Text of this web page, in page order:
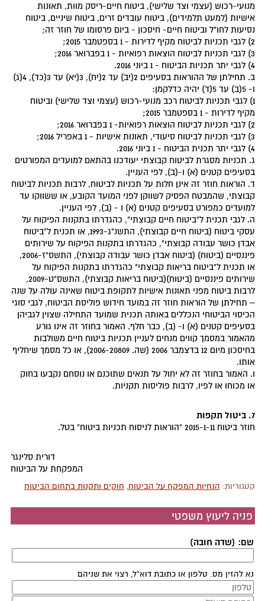
מנועי-רכוש (עצמי וצד שלישי), ביטוח חיים-ריסק מוות, תאונות
אישיות (למעט תלמידים), ביטוח עובדים זרים, ביטוח שיניים, ביטוח
נסיעות לחו"ל וביטוח חיים- חיסכון - ביום פרסומו של חוזר זה;
2) לגבי תכניות לביטוח מקיף לדירות - 1 בספטמבר 2015;
3) לגבי תכניות לביטוח הוצאות רפואיות - 1 בפברואר 2016;
4) לגבי יתר תכניות הביטוח - 1 ביוני 2016.
ב. תחילתן של ההוראות בסעיפים 2(יב) עד 2(יח), 3(יא) עד 3(כד), 4(ג)
ו- 5(ב) עד 5(ד) יהיה כדלקמן:
1) לגבי תכניות לביטוח רכב מנועי-רכוש (עצמי וצד שלישי) וביטוח
מקיף לדירות - 1 בספטמבר 2015;
2) לגבי תכניות לביטוח הוצאות רפואיות- 1 בפברואר 2016;
3) לגבי תכניות לביטוח סיעודי, תאונות אישיות - 1 באפריל 2016;
4) לגבי יתר תכנית הביטוח - 1 ביוני 2016.
ג. תכניות מסגרת לביטוח קבוצתי יעודכנו בהתאם למועדים המפורטים
בסעיפים קטנים (א) ו-(ב), לפי העניין.
ד. הוראות חוזר זה אינן חלות על תכניות לביטוח, לרבות תכניות לביטוח
קבוצתי, שהמבטח הפסיק לשווקן לפני המועד הקובע, או ששווקו עד
למועדים כמפורט בסעיפים קטנים (א) ו - (ב), לפי העניין.
ה. לגבי תכנית ל"ביטוח חיים קבוצתי", כהגדרתו בתקנות הפיקוח על
עסקי ביטוח (ביטוח חיים קבוצתי), התשנ"ג-1993, או תכנית ל"ביטוח
אבדן כושר עבודה קבוצתי", כהגדרתו בתקנות הפיקוח על שירותים
פיננסיים (ביטוח) (ביטוח אבדן כושר עבודה קבוצתי), התשס"ז-2006,
או תכנית ל"ביטוח בריאות קבוצתי" כהגדרתו בתקנות הפיקוח על
שירותים פיננסיים (ביטוח)(ביטוח בריאות קבוצתי), התשס"ט-2009,
לרבות ביטוח מפני תאונות אישיות לתקופת ביטוח שאינה עולה על שנה
– תחילתן של הוראות חוזר זה במועד חידוש פוליסת הביטוח, לגבי סוגי
הכיסוי הביטוחי הנכללים באותה תכנית שמועד התחילה שצוין לגביהן
בסעיפים קטנים (א) ו- (ב), כבר חלף. האמור בחוזר זה אינו גורע
מהאמור במסמך קווים מנחים לעניין תכניות ביטוח חיים משולבות
בחיסכון מיום 12 בדצמבר 2006 (שה. 2006-20809), או כל מסמך שיחליף
אותו.
ו. האמור בחוזר זה לא יחול על תנאים שתוכנם או נוסחם נקבעו בחוק
או מכוחו או לפיו, לרבות פוליסות תקניות.
7. ביטול תקפות
חוזר ביטוח 2015-1-11 "הוראות לניסוח תכניות ביטוח" בטל.
דורית סלינגר
המפקחת על הביטוח
קטגוריות: הנחיות המפקח על הביטוח, חוקים ותקנות בתחום הביטוח
פניה ליעוץ משפטי
שם: (שדה חובה)
נא להזין מס. טלפון או כתובת דוא"ל, רצוי את שניהם